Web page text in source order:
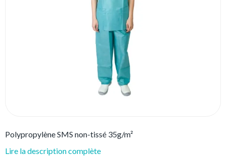
Polypropylène SMS non-tissé 35g/m²
Lire la description complète